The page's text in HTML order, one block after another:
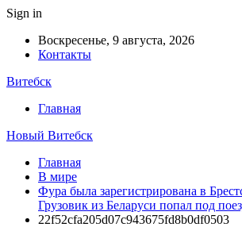
Sign in
Воскресенье, 9 августа, 2026
Контакты
Витебск
Главная
Новый Витебск
Главная
В мире
Фура была зарегистрирована в
Грузовик из Беларуси попал под
22f52cfa205d07c943675fd8b0df0503